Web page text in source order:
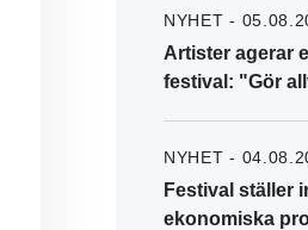
NYHET -
Artister agerar
festival: "Gör
NYHET -
Festival ställer
ekonomiska